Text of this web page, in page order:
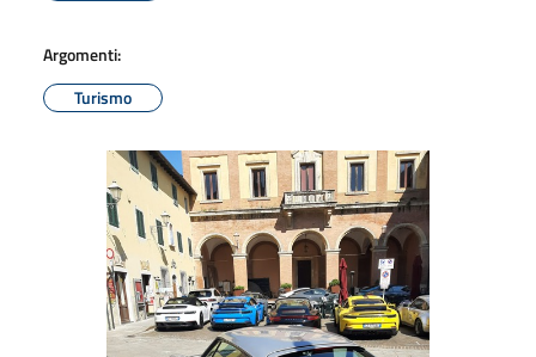
Argomenti:
Turismo